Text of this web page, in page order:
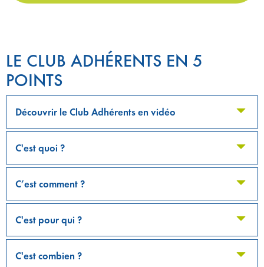
LE CLUB ADHÉRENTS EN 5
POINTS
Découvrir le Club Adhérents en vidéo
C'est quoi ?
C’est comment ?
C'est pour qui ?
C'est combien ?